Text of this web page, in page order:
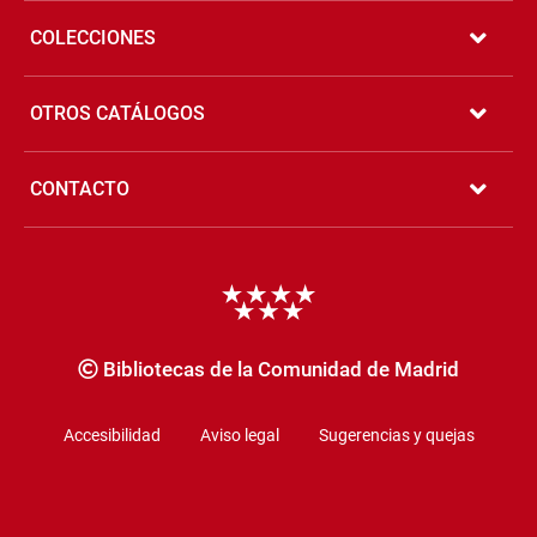
COLECCIONES
OTROS CATÁLOGOS
CONTACTO
Bibliotecas de la Comunidad de Madrid
Accesibilidad Aviso legal Sugerencias y quejas